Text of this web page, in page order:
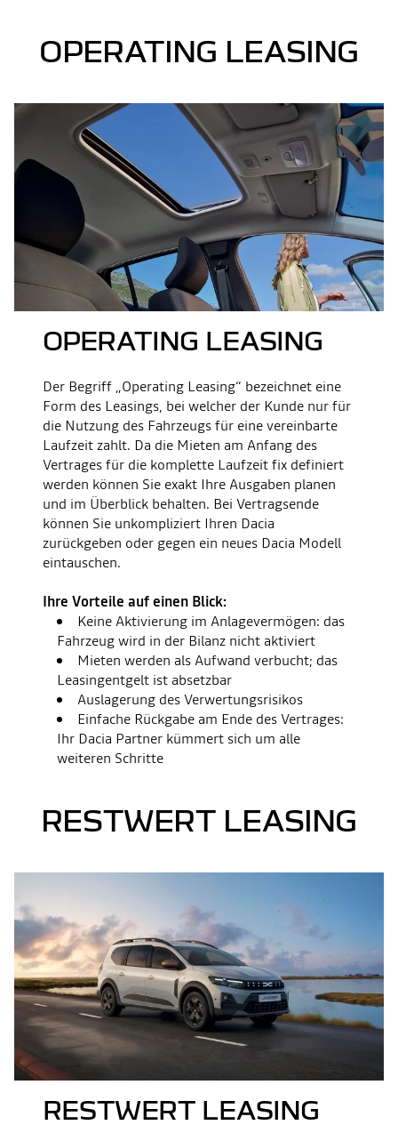
OPERATING LEASING
OPERATING LEASING
Der Begriff „Operating Leasing“ bezeichnet eine
Form des Leasings, bei welcher der Kunde nur für
die Nutzung des Fahrzeugs für eine vereinbarte
Laufzeit zahlt. Da die Mieten am Anfang des
Vertrages für die komplette Laufzeit fix definiert
werden können Sie exakt Ihre Ausgaben planen
und im Überblick behalten. Bei Vertragsende
können Sie unkompliziert Ihren Dacia
zurückgeben oder gegen ein neues Dacia Modell
eintauschen.
Ihre Vorteile auf einen Blick:
Keine Aktivierung im Anlagevermögen: das
Fahrzeug wird in der Bilanz nicht aktiviert
Mieten werden als Aufwand verbucht; das
Leasingentgelt ist absetzbar
Auslagerung des Verwertungsrisikos
Einfache Rückgabe am Ende des Vertrages:
Ihr Dacia Partner kümmert sich um alle
weiteren Schritte
RESTWERT LEASING
RESTWERT LEASING